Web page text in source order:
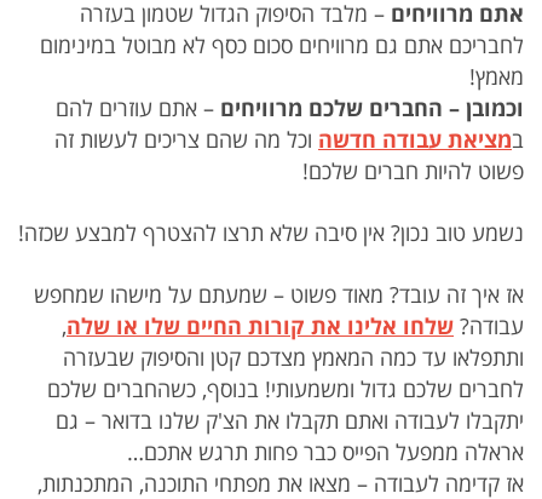
אתם מרוויחים – מלבד הסיפוק הגדול שטמון בעזרה
לחבריכם אתם גם מרוויחים סכום כסף לא מבוטל במינימום
מאמץ!
וכמובן – החברים שלכם מרוויחים – אתם עוזרים להם
במציאת עבודה חדשה וכל מה שהם צריכים לעשות זה
פשוט להיות חברים שלכם!
נשמע טוב נכון? אין סיבה שלא תרצו להצטרף למבצע שכזה!
אז איך זה עובד? מאוד פשוט – שמעתם על מישהו שמחפש
עבודה? שלחו אלינו את קורות החיים שלו או שלה,
ותתפלאו עד כמה המאמץ מצדכם קטן והסיפוק שבעזרה
לחברים שלכם גדול ומשמעותי! בנוסף, כשהחברים שלכם
יתקבלו לעבודה ואתם תקבלו את הצ'ק שלנו בדואר – גם
אראלה ממפעל הפייס כבר פחות תרגש אתכם…
אז קדימה לעבודה – מצאו את מפתחי התוכנה, המתכנתות,